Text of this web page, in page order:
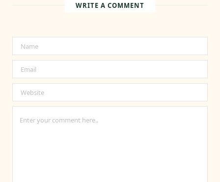
WRITE A COMMENT